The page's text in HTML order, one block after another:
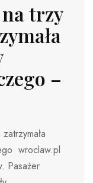
trzy
–
wroclaw.pl
Pasażer